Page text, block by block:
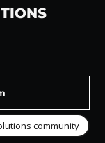
community